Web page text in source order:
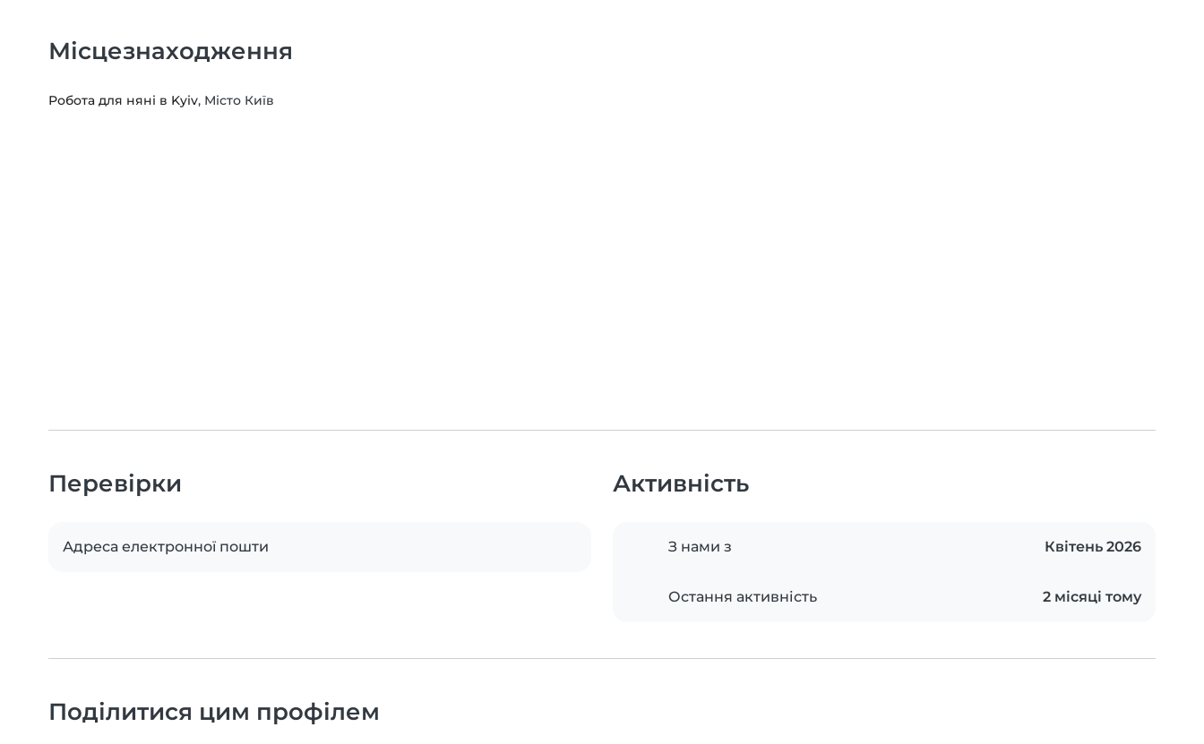
Місцезнаходження
Робота для няні в Kyiv, Місто Київ
Перевірки
Адреса електронної пошти
Активність
З нами з Квітень 2026
Остання активність 2 місяці тому
Поділитися цим профілем